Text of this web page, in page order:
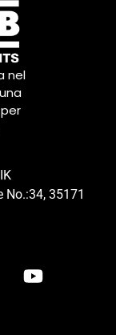
nel
No.:34, 35171